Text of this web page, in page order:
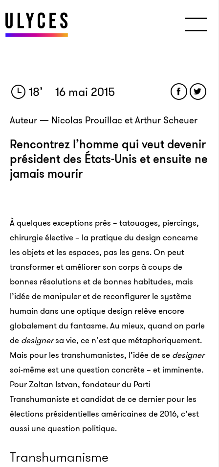
18’ 16 mai 2015
Auteur — Nicolas Prouillac et Arthur Scheuer
Rencontrez l’homme qui veut devenir
président des États-Unis et ensuite ne
jamais mourir
À quelques exceptions près – tatouages, piercings,
chirurgie élective – la pratique du design concerne
les objets et les espaces, pas les gens. On peut
transformer et améliorer son corps à coups de
bonnes résolutions et de bonnes habitudes, mais
l’idée de manipuler et de reconfigurer le système
humain dans une optique design relève encore
globalement du fantasme. Au mieux, quand on parle
de designersa vie, ce n’est que métaphoriquement.
Mais pour les transhumanistes, l’idée de se designer
soi-même est une question concrète – et imminente.
Pour Zoltan Istvan, fondateur du Parti
Transhumaniste et candidat de ce dernier pour les
élections présidentielles américaines de 2016, c’est
aussi une question politique.
Transhumanisme